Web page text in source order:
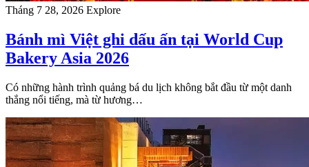
Tháng 7 28, 2026 Explore
Bánh mì Việt ghi dấu ấn tại World Cup
Bakery Asia 2026
Có những hành trình quảng bá du lịch không bắt đầu từ một danh
thắng nổi tiếng, mà từ hương…